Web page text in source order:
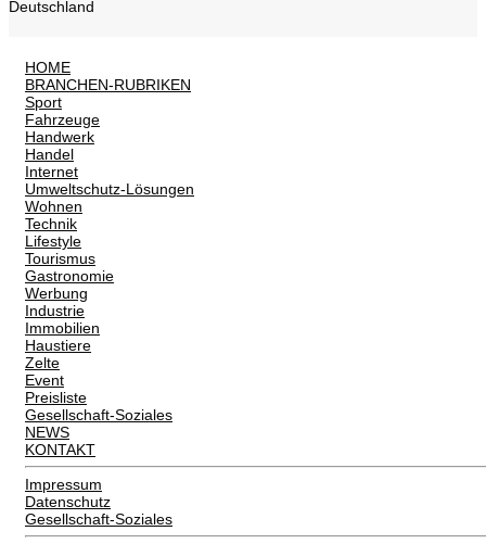
Deutschland
HOME
BRANCHEN-RUBRIKEN
Sport
Fahrzeuge
Handwerk
Handel
Internet
Umweltschutz-Lösungen
Wohnen
Technik
Lifestyle
Tourismus
Gastronomie
Werbung
Industrie
Immobilien
Haustiere
Zelte
Event
Preisliste
Gesellschaft-Soziales
NEWS
KONTAKT
Impressum
Datenschutz
Gesellschaft-Soziales